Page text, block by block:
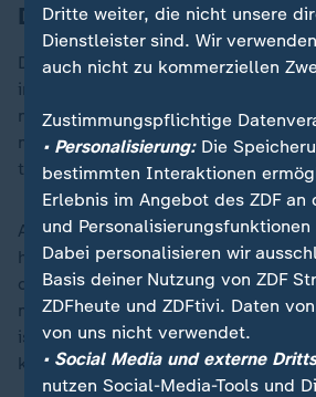
Die Funktionäre: Die alte
Die neue Parteijugend wird sich an
in der Breite verändern. Ex-JA-Chef
nicht erneut, wie er ZDF frontal
mindestens zwei seiner ehemaligen
treten nicht mehr an. Wer für sie
Auch die Mitglieder werden
hatte laut Gnauck rund 2.300
die Hälfte in der AfD sind. Wer
mitmachen will, muss Parteimitglied
ist das ein wichtiges, neues
könnte aussieben.
Dritte weiter, die nicht unsere
Dienstleister sind. Wir
auch nicht zu kommerziellen
Zustimmungspflichtige
• Personalisierung:Die
bestimmten Interaktionen
Erlebnis im Angebot des ZDF an
und
Dabei personalisieren wir
Basis deiner Nutzung von ZDF
ZDFheute und ZDFtivi. Daten
von uns nicht verwendet.
• Social Media und externe
nutzen Social-Media-Tools und